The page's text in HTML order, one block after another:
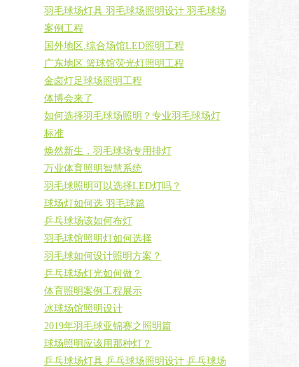
羽毛球场灯具 羽毛球场照明设计 羽毛球场
案例工程
国外地区.综合场馆LED照明工程
广东地区.篮球馆荧光灯照明工程
金卤灯足球场照明工程
体博会来了
如何选择羽毛球场照明？专业羽毛球场灯
标准
焕然新生，羽毛球场专用排灯
万业体育照明智慧系统
羽毛球照明可以选择LED灯吗？
球场灯如何选 羽毛球篇
乒乓球场该如何布灯
羽毛球馆照明灯如何选择
羽毛球如何设计照明方案？
乒乓球场灯光如何做？
体育照明案例工程展示
冰球场馆照明设计
2019年羽毛球亚锦赛之照明篇
球场照明应该用那种灯？
乒乓球场灯具 乒乓球场照明设计 乒乓球场